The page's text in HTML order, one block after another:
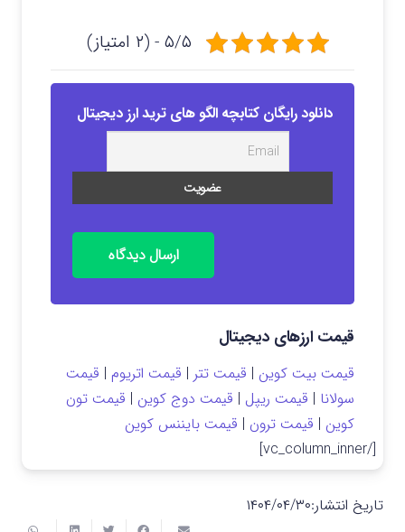
۵/۵ - (۲ امتیاز)
دانلود رایگان کتابچه الگو های ترید ارز دیجیتال
ارسال دیدگاه
قیمت ارزهای دیجیتال
قیمت بیت کوین | قیمت تتر | قیمت اتریوم | قیمت
سولانا | قیمت ریپل | قیمت دوج کوین | قیمت تون
کوین | قیمت ترون | قیمت بایننس کوین
[/vc_column_inner]
تاریخ انتشار:۱۴۰۴/۰۴/۳۰